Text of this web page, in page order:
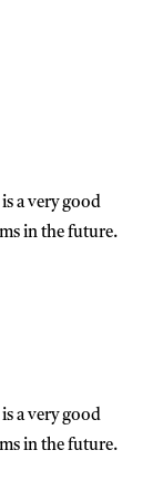
a very good
in the future.
a very good
in the future.